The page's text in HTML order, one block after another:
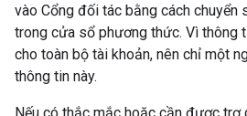
vào Cổng đối tác bằng cách chuyển
trong cửa sổ phương thức. Vì thông
cho toàn bộ tài khoản, nên chỉ một
thông tin này.